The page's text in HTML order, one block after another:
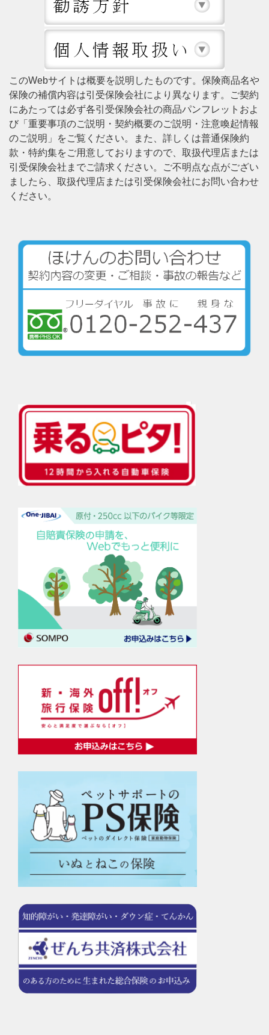
このWebサイトは概要を説明したものです。保険商品名や
保険の補償内容は引受保険会社により異なります。ご契約
にあたっては必ず各引受保険会社の商品パンフレットおよ
び「重要事項のご説明・契約概要のご説明・注意喚起情報
のご説明」をご覧ください。また、詳しくは普通保険約
款・特約集をご用意しておりますので、取扱代理店または
引受保険会社までご請求ください。ご不明点な点がござい
ましたら、取扱代理店または引受保険会社にお問い合わせ
ください。